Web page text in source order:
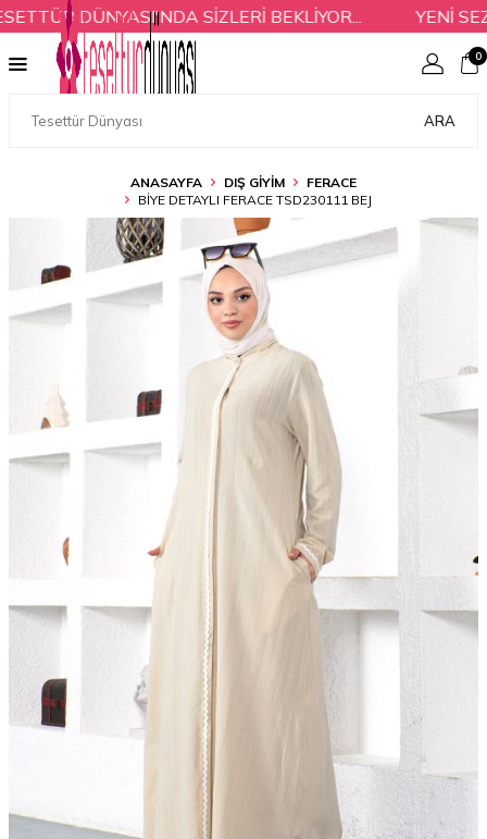
DÜNYASI'NDA SİZLERİ BEKLİYOR... YENİ
ARA
0
ANASAYFA DIŞ GİYİM
FERACE
BIYE DETAYLI FERACE TSD230111 BEJ